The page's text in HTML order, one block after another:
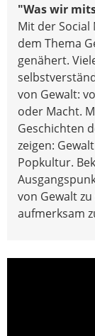
"Was wir
Mit der Social
dem Thema
genähert.
von Gewalt:
oder Macht.
Geschichten
zeigen:
Popkultur.
von Gewalt
aufmerksam